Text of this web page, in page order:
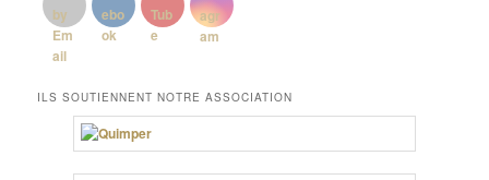
ILS SOUTIENNENT NOTRE ASSOCIATION